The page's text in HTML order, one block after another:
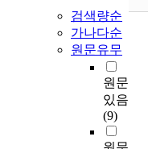
검색량순
가나다순
원문유무
원문
있음
(9)